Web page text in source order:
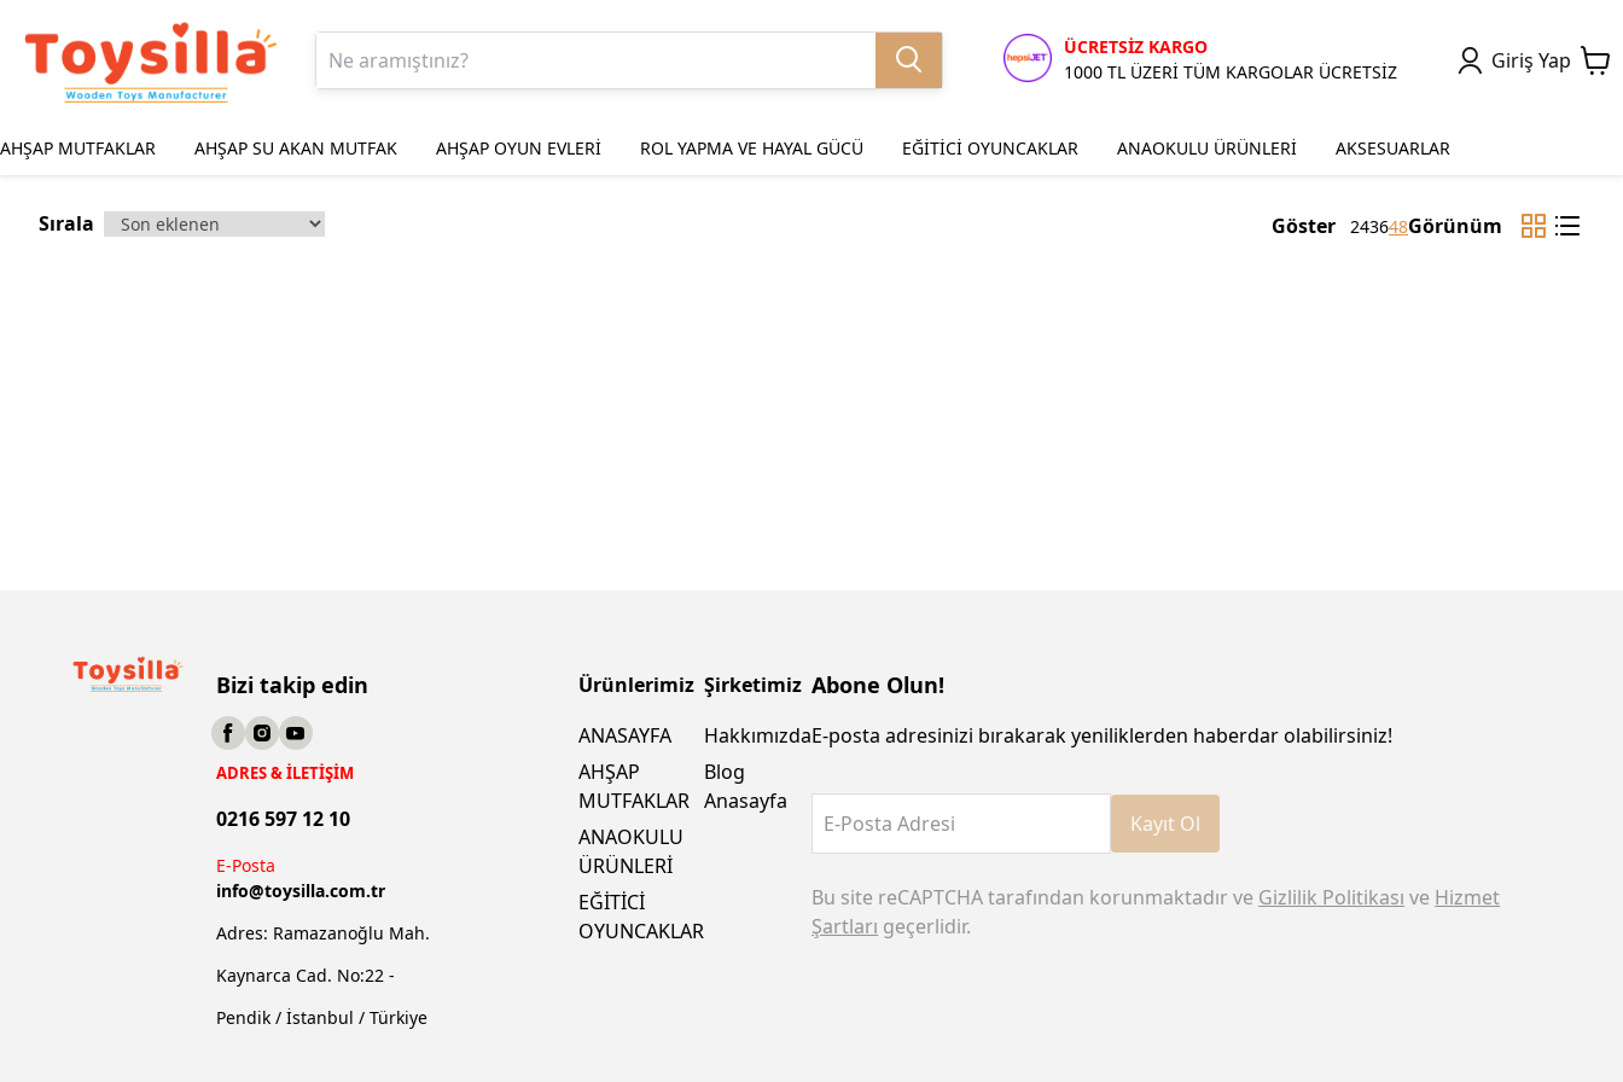
ÜCRETSİZ KARGO
1000 TL ÜZERİ TÜM KARGOLAR ÜCRETSİZ
Giriş Yap
AHŞAP MUTFAKLAR AHŞAP SU AKAN MUTFAK AHŞAP OYUN EVLERİ ROL YAPMA VE HAYAL GÜCÜ EĞİTİCİ OYUNCAKLAR ANAOKULU ÜRÜNLERİ AKSESUARLAR
Sırala Göster 243648Görünüm
Bizi takip edin
ADRES & İLETİŞİM
0216 597 12 10
E-Posta
info@toysilla.com.tr
Adres: Ramazanoğlu Mah.
Kaynarca Cad. No:22 -
Pendik / İstanbul / Türkiye
Ürünlerimiz
ANASAYFA
AHŞAP
MUTFAKLAR
ANAOKULU
ÜRÜNLERİ
EĞİTİCİ
OYUNCAKLAR
Şirketimiz
Hakkımızda
Blog
Anasayfa
Abone Olun!
E-posta adresinizi bırakarak yeniliklerden haberdar olabilirsiniz!
E-Posta Adresi Kayıt Ol
Bu site reCAPTCHA tarafından korunmaktadır ve Gizlilik Politikası ve Hizmet
Şartları geçerlidir.